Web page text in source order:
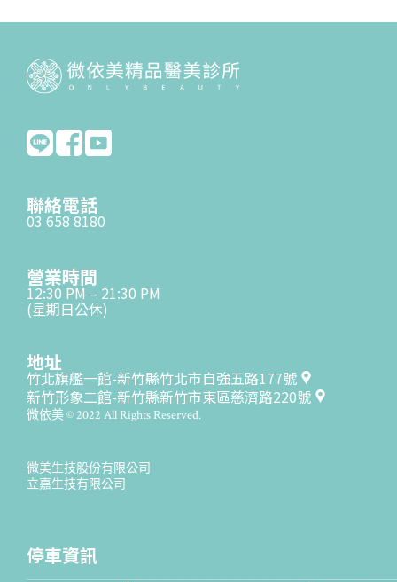
聯絡電話
03 658 8180
營業時間
12:30 PM – 21:30 PM
(星期日公休)
地址
竹北旗艦一館-新竹縣竹北市自強五路177號
新竹形象二館-新竹縣新竹市東區慈濟路220號
微依美 © 2022 All Rights Reserved.
微美生技股份有限公司
立嘉生技有限公司
停車資訊